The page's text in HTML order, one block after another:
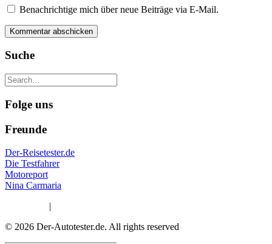
Benachrichtige mich über neue Beiträge via E-Mail.
Suche
Folge uns
Freunde
Der-Reisetester.de
Die Testfahrer
Motoreport
Nina Carmaria
|
© 2026 Der-Autotester.de. All rights reserved